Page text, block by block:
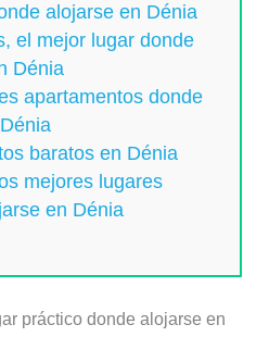
alojarse en Dénia
el mejor lugar donde
Dénia
apartamentos donde
baratos en Dénia
mejores lugares
en Dénia
práctico donde alojarse en